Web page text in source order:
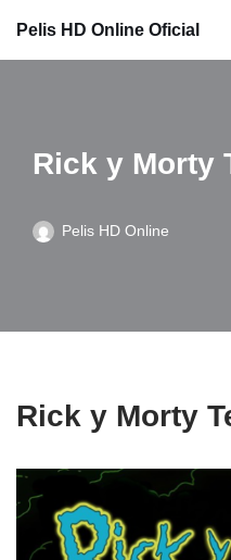
Saltar
Pelis HD Online Oficial
Rick y Morty
Pelis HD Online
Rick y Morty